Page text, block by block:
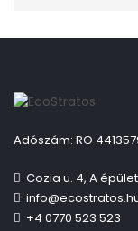
Adószám: RO
Cozia u. 4, A
+4 0770 523 523